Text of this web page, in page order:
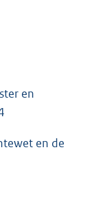
en
en de